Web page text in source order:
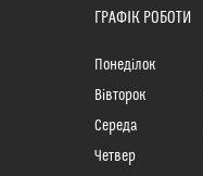
ГРАФІК РОБОТИ
Понеділок
Вівторок
Середа
Четвер